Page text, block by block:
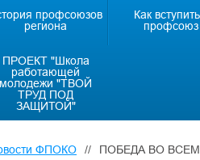
профсоюзов
региона
Как
профсоюз
ПРОЕКТ "Школа
работающей
молодежи "ТВОЙ
ТРУД ПОД
ЗАЩИТОЙ"
ФПОКО // ПОБЕДА ВО